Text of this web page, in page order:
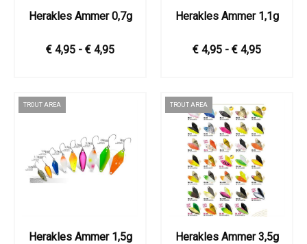
Herakles Ammer 0,7g
€ 4,95 - € 4,95
Herakles Ammer 1,1g
€ 4,95 - € 4,95
TROUT AREA
Herakles Ammer 1,5g
TROUT AREA
Herakles Ammer 3,5g